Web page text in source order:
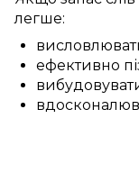
легше:
ефективно